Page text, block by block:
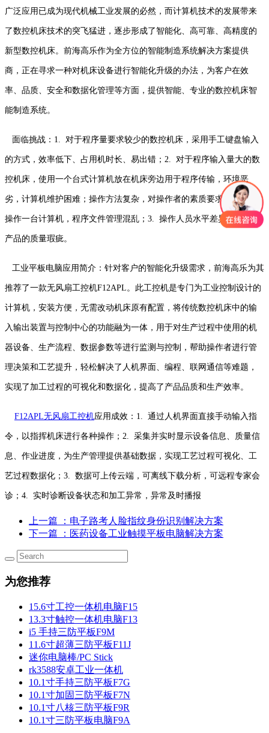
广泛应用已成为现代机械工业发展的必然，而计算机技术的发展带来
了数控机床技术的突飞猛进，逐步形成了智能化、高可靠、高精度的
新型数控机床。前海高乐作为全方位的智能制造系统解决方案提供
商，正在寻求一种对机床设备进行智能化升级的办法，为客户在效
率、品质、安全和数据化管理等方面，提供智能、专业的数控机床智
能制造系统。
面临挑战：1. 对于程序量要求较少的数控机床，采用手工键盘输入
的方式，效率低下、占用机时长、易出错；2. 对于程序输入量大的数
控机床，使用一个台式计算机放在机床旁边用于程序传输，环境恶
劣，计算机维护困难；操作方法复杂，对操作者的素质要求高；多人
操作一台计算机，程序文件管理混乱；3. 操作人员水平差异容易造成
产品的质量瑕疵。
工业平板电脑应用简介：针对客户的智能化升级需求，前海高乐为其
推荐了一款无风扇工控机F12APL。此工控机是专门为工业控制设计的
计算机，安装方便，无需改动机床原有配置，将传统数控机床中的输
入输出装置与控制中心的功能融为一体，用于对生产过程中使用的机
器设备、生产流程、数据参数等进行监测与控制，帮助操作者进行管
理决策和工艺提升，轻松解决了人机界面、编程、联网通信等难题，
实现了加工过程的可视化和数据化，提高了产品品质和生产效率。
F12APL无风扇工控机应用成效：1. 通过人机界面直接手动输入指
令，以指挥机床进行各种操作；2. 采集并实时显示设备信息、质量信
息、作业进度，为生产管理提供基础数据，实现工艺过程可视化、工
艺过程数据化；3. 数据可上传云端，可离线下载分析，可远程专家会
诊；4. 实时诊断设备状态和加工异常，异常及时播报
上一篇
：电子路考人脸指纹身份识别解决方案
下一篇
：医药设备工业触摸平板电脑解决方案
为您推荐
15.6寸工控一体机电脑F15
13.3寸触控一体机电脑F13
i5 手持三防平板F9M
11.6寸超薄三防平板F11J
迷你电脑棒/PC Stick
rk3588安卓工业一体机
10.1寸手持三防平板F7G
10.1寸加固三防平板F7N
10.1寸八核三防平板F9R
10.1寸三防平板电脑F9A